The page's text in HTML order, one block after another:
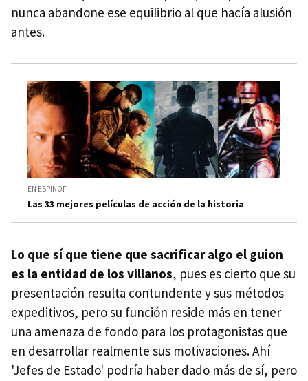
nunca abandone ese equilibrio al que hacía alusión
antes.
EN ESPINOF
Las 33 mejores películas de acción de la historia
Lo que sí que tiene que sacrificar algo el guion
es la entidad de los villanos, pues es cierto que su
presentación resulta contundente y sus métodos
expeditivos, pero su función reside más en tener
una amenaza de fondo para los protagonistas que
en desarrollar realmente sus motivaciones. Ahí
'Jefes de Estado' podría haber dado más de sí, pero